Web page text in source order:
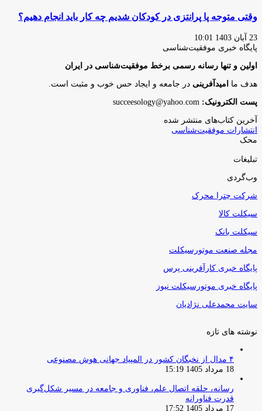
وقتی متوجه پا پرانتزی در کودکان شدیم چه کار باید انجام دهیم؟
23 آبان 1403 10:01
پایگاه‌ خبری موفقیت‌شناسی
اولین و تنها رسانه رسمی برخط موفقیت‌شناسی در ایران
هدف ما امیدآفرینی در جامعه و ایجاد حس خوب و مثبت است.
پست الکترونیک:
آخرین کتاب‌های منتشر شده
انتشارات موفقیت‌شناسی
محک
تبلیغات
وب‌گردی
شرکت چترا محرک
سیکلت کالا
سیکلت بانک
مجله صنعت موتورسیکلت
پایگاه خبری کارآفرینی پرس
پایگاه خبری موتورسیکلت نیوز
سایت محمدعلی نژادیان
نوشته های تازه
۴ مدال از نخبگان کشور در المپیاد جهانی هوش مصنوعی
18 مرداد 1405 15:19
رسانه، حلقه اتصال علم، فناوری و جامعه در مسیر شکل‌گیری
قدرت فناورانه
17 مرداد 1405 17:52